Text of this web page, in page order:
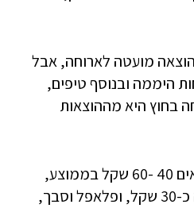
מועטה לארוחה, אבל
היממה ובנוסף טיפים,
בחוץ היא מההוצאות
עבור ארוחה עסקית מוציאים 40 -60 שקל בממוצע,
כריך במסעדה זולה יעלה כ-30 שקל, ופלאפל וסבך,